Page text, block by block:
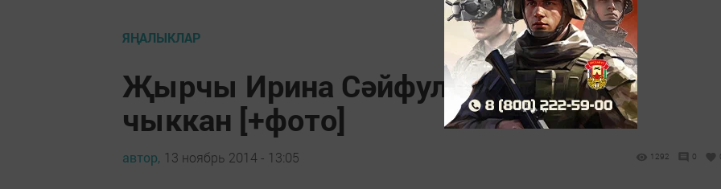
ЯҢАЛЫКЛАР
Җырчы Ирина Сәйфуллина кияүгә
чыккан [+фото]
автор, 13 ноябрь 2014 - 13:05 1292 0